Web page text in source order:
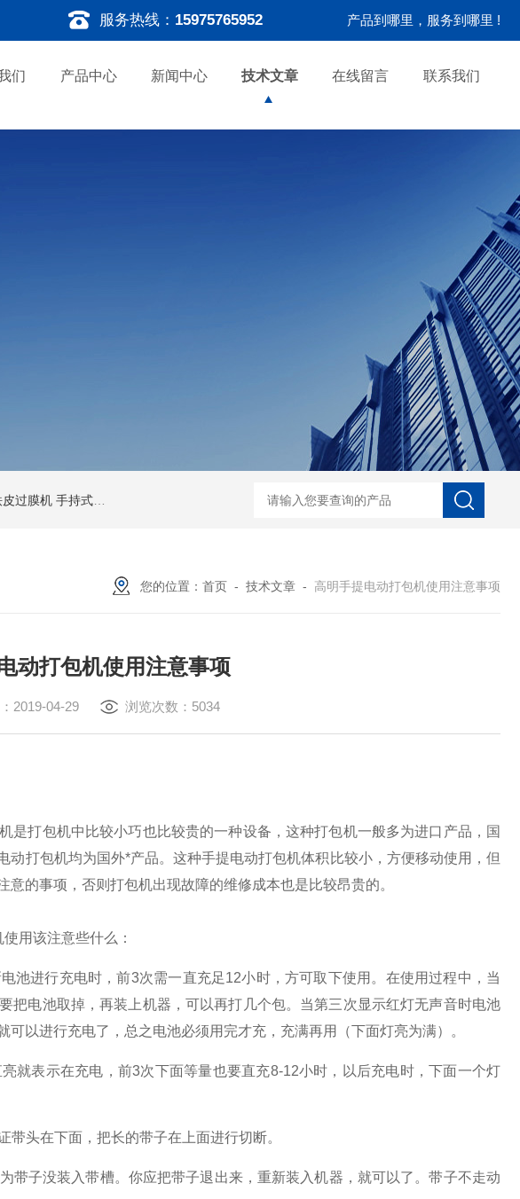
服务热线： 15975765952 产品到哪里，服务到哪里 !
们 产品中心 新闻中心 技术文章 在线留言 联系我们
过膜机 手持式激光打标机铁牌便携式打码机 自动协作码垛机纸箱码垛械手 DZ-760全自动
您的位置： 首页 - 技术文章 - 高明手提电动打包机使用注意事项
动打包机使用注意事项
：2019-04-29 浏览次数：5034
是打包机中比较小巧也比较贵的一种设备，这种打包机一般多为进口产品，国
打包机均为国外*产品。这种手提电动打包机体积比较小，方便移动使用，但
的事项，否则打包机出现故障的维修成本也是比较昂贵的。
用该注意些什么：
池进行充电时，前3次需一直充足12小时，方可取下使用。在使用过程中，当
把电池取掉，再装上机器，可以再打几个包。当第三次显示红灯无声音时电池
以进行充电了，总之电池必须用完才充，充满再用（下面灯亮为满）。
就表示在充电，前3次下面等量也要直充8-12小时，以后充电时，下面一个灯
头在下面，把长的带子在上面进行切断。
带子没装入带槽。你应把带子退出来，重新装入机器，就可以了。带子不走动